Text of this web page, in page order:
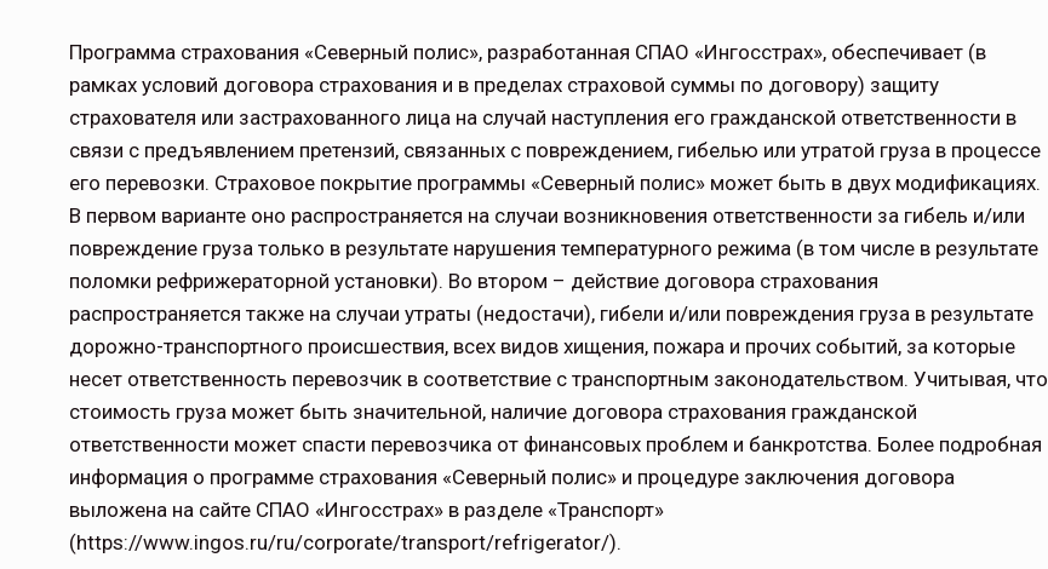
Программа страхования «Северный полис», разработанная СПАО «Ингосстрах», обеспечивает (в
рамках условий договора страхования и в пределах страховой суммы по договору) защиту
страхователя или застрахованного лица на случай наступления его гражданской ответственности в
связи с предъявлением претензий, связанных с повреждением, гибелью или утратой груза в процессе
его перевозки. Страховое покрытие программы «Северный полис» может быть в двух модификациях.
В первом варианте оно распространяется на случаи возникновения ответственности за гибель и/или
повреждение груза только в результате нарушения температурного режима (в том числе в результате
поломки рефрижераторной установки). Во втором – действие договора страхования
распространяется также на случаи утраты (недостачи), гибели и/или повреждения груза в результате
дорожно-транспортного происшествия, всех видов хищения, пожара и прочих событий, за которые
несет ответственность перевозчик в соответствие с транспортным законодательством. Учитывая, что
стоимость груза может быть значительной, наличие договора страхования гражданской
ответственности может спасти перевозчика от финансовых проблем и банкротства. Более подробная
информация о программе страхования «Северный полис» и процедуре заключения договора
выложена на сайте СПАО «Ингосстрах» в разделе «Транспорт»
(https://www.ingos.ru/ru/corporate/transport/refrigerator/).